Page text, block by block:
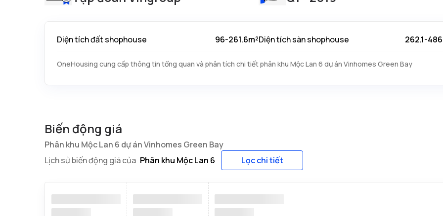
Diện tích đất shophouse 96-261.6m²Diện tích sàn shophouse 262.1-
OneHousing cung cấp thông tin tổng quan và phân tích chi tiết phân khu Mộc Lan 6 dự án Vinhomes Green Bay
Biến động giá
Phân khu Mộc Lan 6 dự án Vinhomes Green Bay
Lịch sử biến động giá của Phân khu Mộc Lan 6 Lọc chi tiết